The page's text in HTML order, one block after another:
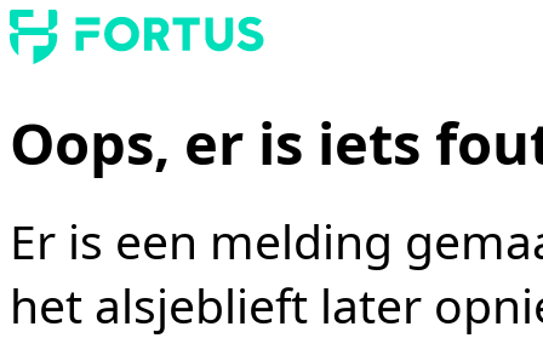
Oops, er is iets
Er is een melding
het alsjeblieft later